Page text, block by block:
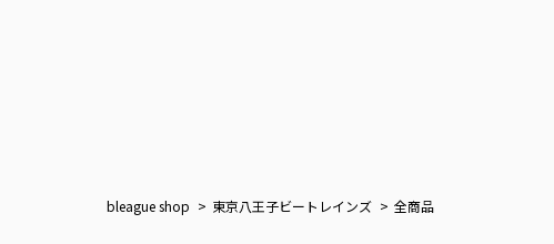
bleague shop 東京八王子ビートレインズ 全商品